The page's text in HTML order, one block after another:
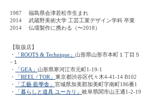
1987 福島県会津若松市生まれ
2014 武蔵野美術大学 工芸工業デザイン学科 卒業
2014 仏壇製作に携わる（〜2018）
【取扱店】
・
「ROOTS & Technique」 山形県山形市本町１丁目５
−１
・
「GEA」 山形県寒河江市元町1-19-1
・
「REEL / TOR」 東京都渋谷区代々木4-41-14 B102
・
「工藝 藍學舎」 宮城県加美郡加美町字南町186番1
・
「暮らしと道具 ユーカリ」 岐阜県関市山王通1-2-19